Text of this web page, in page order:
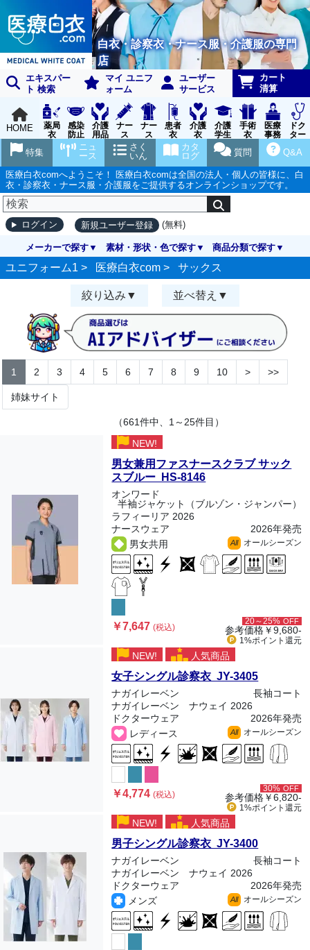
白衣・診察衣・ナース服・介護服の専門
店
エキスパー
ト 検索
マイ ユニフ
ォーム
ユーザー
サービス
カート
清算
HOME
薬局
衣
感染
防止
用品
介護
用品
ナー
ス
グッ
ズ
ナー
ス
ウェ
ア
患者
衣
介護
衣
介護
学生
実習
衣
手術
衣
医療
事務
受付
ドク
ター
ア
Q&A
質問
カタ
ログ
さく
いん
ニュ
ース
特集
医療白衣comへようこそ！ 医療白衣comは全国の法人・個人の皆様に、白
衣・診察衣・ナース服・介護服をご提供するオンラインショップです。
ログイン 新規ユーザー登録 (無料)
メーカーで探す 素材・形状・色で探す 商品分類で探す
ユニフォーム1 > 医療白衣com > サックス
絞り込み 並べ替え
1 2 3 4 5 6 7 8 9 10 > >>
姉妹サイト
（661件中、1～25件目）
NEW!
男女兼用ファスナースクラブ サック
スブルー HS-8146
オンワード
半袖ジャケット（ブルゾン・ジャンパー）
ラフィーリア 2026
ナースウェア
2026年発売
男女共用
All オールシーズン
￥7,647(税込)
20～25% OFF
参考価格￥9,680-
1%ポイント 還元
NEW! 人気商品
女子シングル診察衣 JY-3405
ナガイレーベン
長袖コート
ナガイレーベン ナウェイ 2026
ドクターウェア
2026年発売
レディース
All オールシーズン
￥4,774(税込)
30% OFF
参考価格￥6,820-
1%ポイント 還元
NEW! 人気商品
男子シングル診察衣 JY-3400
ナガイレーベン
長袖コート
ナガイレーベン ナウェイ 2026
ドクターウェア
2026年発売
メンズ
All オールシーズン